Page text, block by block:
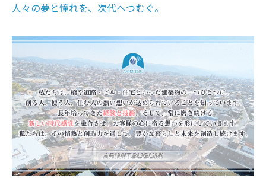
人々の夢と憧れを、次代へつむぐ。